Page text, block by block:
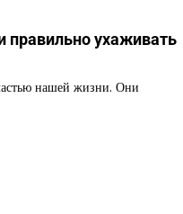
правильно ухаживать
нашей жизни. Они